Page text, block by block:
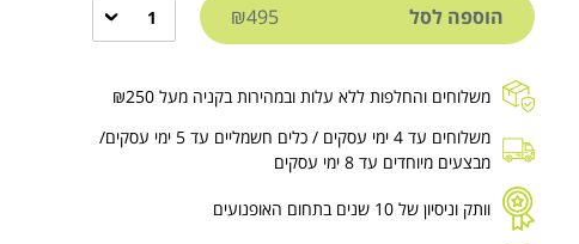
הוספה לסל ₪495
1
משלוחים והחלפות ללא עלות ובמהירות בקניה מעל ₪250
משלוחים עד 4 ימי עסקים / כלים חשמליים עד 5 ימי עסקים/
מבצעים מיוחדים עד 8 ימי עסקים
וותק וניסיון של 10 שנים בתחום האופנועים